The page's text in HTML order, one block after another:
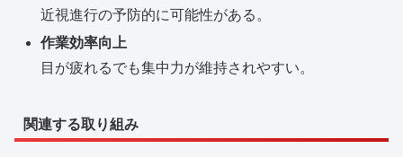
近視進行の予防的に可能性がある。
作業効率向上
目が疲れるでも集中力が維持されやすい。
関連する取り組み